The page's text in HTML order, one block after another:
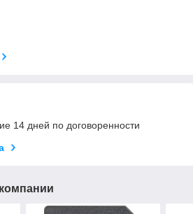
14 дней по договоренности